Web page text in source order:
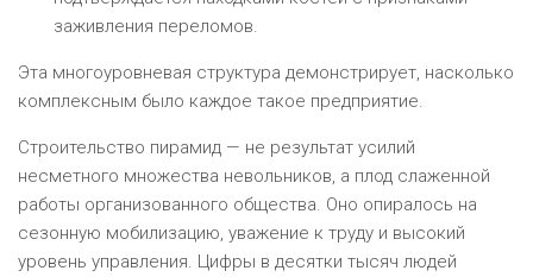
заживления переломов.
Эта многоуровневая структура демонстрирует, насколько
комплексным было каждое такое предприятие.
Строительство пирамид — не результат усилий
несметного множества невольников, а плод слаженной
работы организованного общества. Оно опиралось на
сезонную мобилизацию, уважение к труду и высокий
уровень управления. Цифры в десятки тысяч людей